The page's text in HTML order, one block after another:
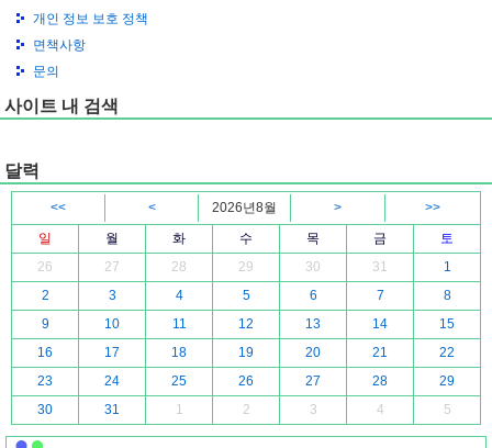
개인 정보 보호 정책
면책사항
문의
사이트 내 검색
달력
<< < 2026년8월 >
>>
일
월 화 수 목 금
토
26
27 28 29 30 31
1
2
3 4 5 6 7
8
9
10 11 12 13 14
15
16
17 18 19 20 21
22
23
24 25 26 27 28
29
30
31 1 2 3 4 5